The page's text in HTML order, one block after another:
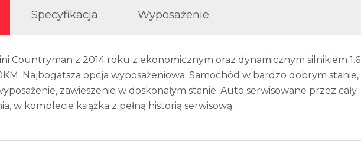
Specyfikacja Wyposażenie
Countryman z 2014 roku z ekonomicznym oraz dynamicznym silnikiem 1.6
Najbogatsza opcja wyposażeniowa .Samochód w bardzo dobrym stanie,
zawieszenie w doskonałym stanie. Auto serwisowane przez cały
w komplecie książka z pełną historią serwisową.